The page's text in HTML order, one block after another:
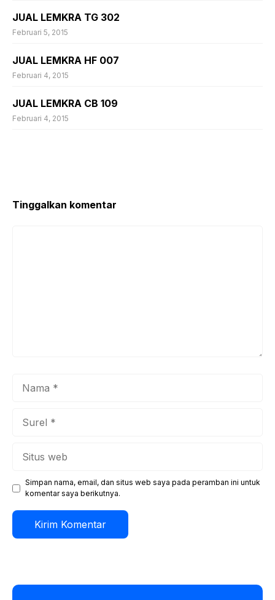
JUAL LEMKRA TG 302
Februari 5, 2015
JUAL LEMKRA HF 007
Februari 4, 2015
JUAL LEMKRA CB 109
Februari 4, 2015
Tinggalkan komentar
Simpan nama, email, dan situs web saya pada peramban ini untuk
komentar saya berikutnya.